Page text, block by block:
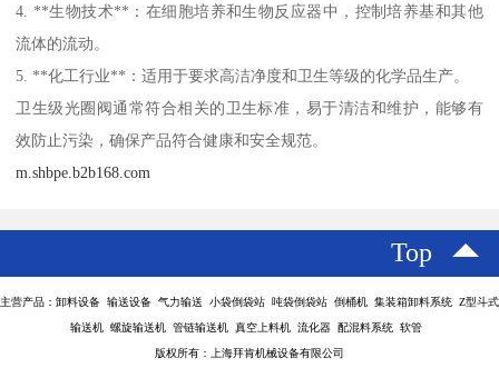
4. **生物技术**：在细胞培养和生物反应器中，控制培养基和其他
流体的流动。
5. **化工行业**：适用于要求高洁净度和卫生等级的化学品生产。
卫生级光圈阀通常符合相关的卫生标准，易于清洁和维护，能够有
效防止污染，确保产品符合健康和安全规范。
m.shbpe.b2b168.com
Top
主营产品：卸料设备 输送设备 气力输送 小袋倒袋站 吨袋倒袋站 倒桶机 集装箱卸料系统 Z型斗式
输送机 螺旋输送机 管链输送机 真空上料机 流化器 配混料系统 软管
版权所有：上海拜肯机械设备有限公司